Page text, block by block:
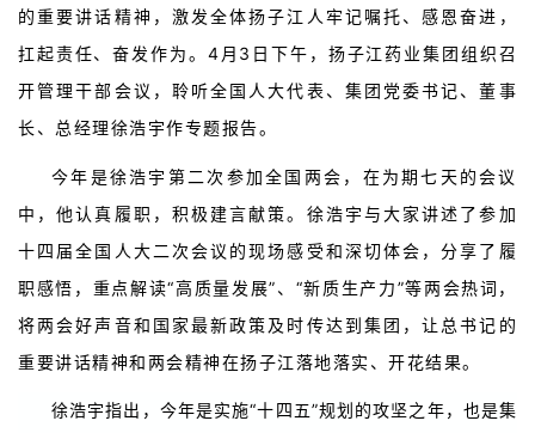
的重要讲话精神，激发全体扬子江人牢记嘱托、感恩奋进，
扛起责任、奋发作为。4月3日下午，扬子江药业集团组织召
开管理干部会议，聆听全国人大代表、集团党委书记、董事
长、总经理徐浩宇作专题报告。
今年是徐浩宇第二次参加全国两会，在为期七天的会议
中，他认真履职，积极建言献策。徐浩宇与大家讲述了参加
十四届全国人大二次会议的现场感受和深切体会，分享了履
职感悟，重点解读“高质量发展”、“新质生产力”等两会热词，
将两会好声音和国家最新政策及时传达到集团，让总书记的
重要讲话精神和两会精神在扬子江落地落实、开花结果。
徐浩宇指出，今年是实施“十四五”规划的攻坚之年，也是集